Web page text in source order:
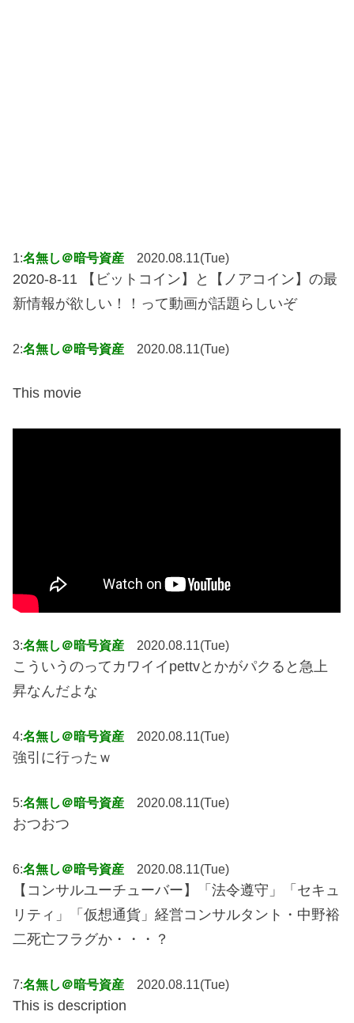
1:名無し＠暗号資産 2020.08.11(Tue)
2020-8-11 【ビットコイン】と【ノアコイン】の最
新情報が欲しい！！って動画が話題らしいぞ
2:名無し＠暗号資産 2020.08.11(Tue)
This movie
3:名無し＠暗号資産 2020.08.11(Tue)
こういうのってカワイイpettvとかがパクると急上
昇なんだよな
4:名無し＠暗号資産 2020.08.11(Tue)
強引に行ったｗ
5:名無し＠暗号資産 2020.08.11(Tue)
おつおつ
6:名無し＠暗号資産 2020.08.11(Tue)
【コンサルユーチューバー】「法令遵守」「セキュ
リティ」「仮想通貨」経営コンサルタント・中野裕
二死亡フラグか・・・？
7:名無し＠暗号資産 2020.08.11(Tue)
This is description